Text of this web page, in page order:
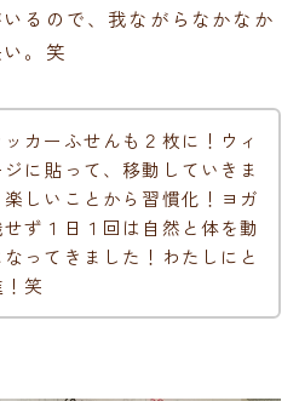
るので、我ながらなかなか
。笑
カーふせんも２枚に！ウィ
に貼って、移動していきま
しいことから習慣化！ヨガ
ず１日１回は自然と体を動
ってきました！わたしにと
笑